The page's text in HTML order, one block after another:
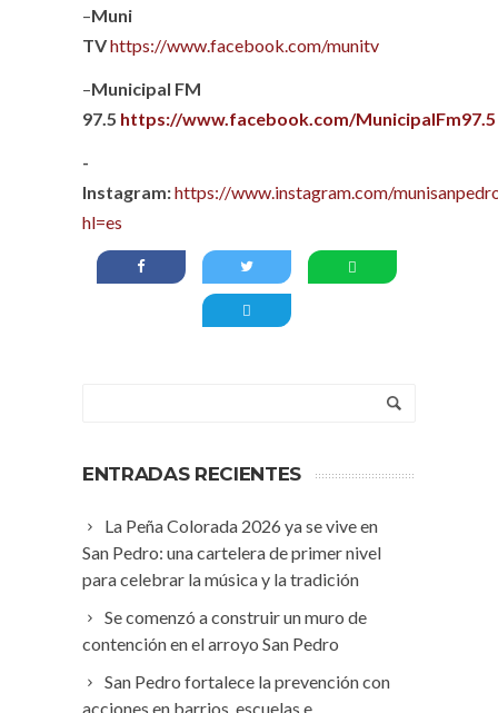
–Muni
TVhttps://www.facebook.com/munitv
–Municipal FM
97.5 https://www.facebook.com/MunicipalFm97.5
-
Instagram:https://www.instagram.com/
hl=es
ENTRADAS RECIENTES
La Peña Colorada 2026 ya se vive en
San Pedro: una cartelera de primer nivel
para celebrar la música y la tradición
Se comenzó a construir un muro de
contención en el arroyo San Pedro
San Pedro fortalece la prevención con
acciones en barrios, escuelas e